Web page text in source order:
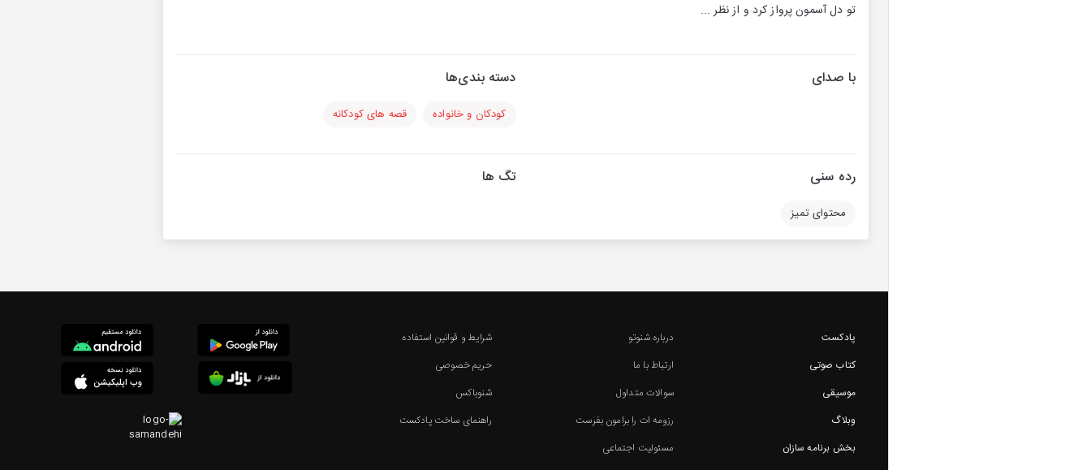
تو دل آسمون پرواز کرد و از نظر ...
با صدای دسته بندی‌ها
کودکان و خانواده قصه های کودکانه
رده سنی
محتوای تمیز
تگ ها
پادکست
کتاب صوتی
موسیقی
وبلاگ
بخش برنامه سازان
درباره شنوتو
ارتباط با ما
سوالات متداول
رزومه ات را برامون بفرست
مسئولیت اجتماعی
شرایط و قوانین استفاده
حریم خصوصی
شنوباکس
راهنمای ساخت پادکست